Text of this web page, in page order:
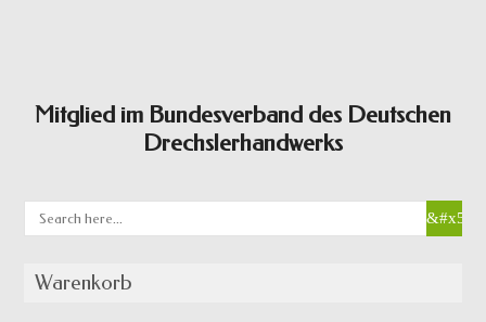
Mitglied im Bundesverband des Deutschen
Drechslerhandwerks
Warenkorb